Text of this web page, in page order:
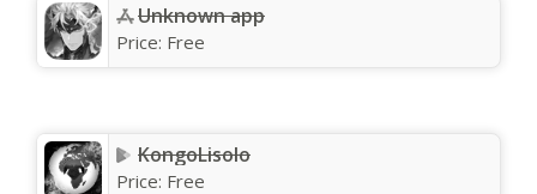
Unknown app
Price: Free
KongoLisolo
Price: Free